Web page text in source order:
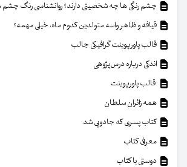
چشم رنگی ها چه شخصیتی دارند؟ روانشناسی رنگ چشم
قیافه و ظاهر واسه متولدین کدوم ماه، خیلی مهمه؟
قالب پاورپوینت گرافیکی جالب
اندکی درباره درس‌پژوهی
قالب پاورپوینت
همه زائران سلطان
کتاب پسری که جادویی شد
معرفی کتاب
دوستی با کتاب